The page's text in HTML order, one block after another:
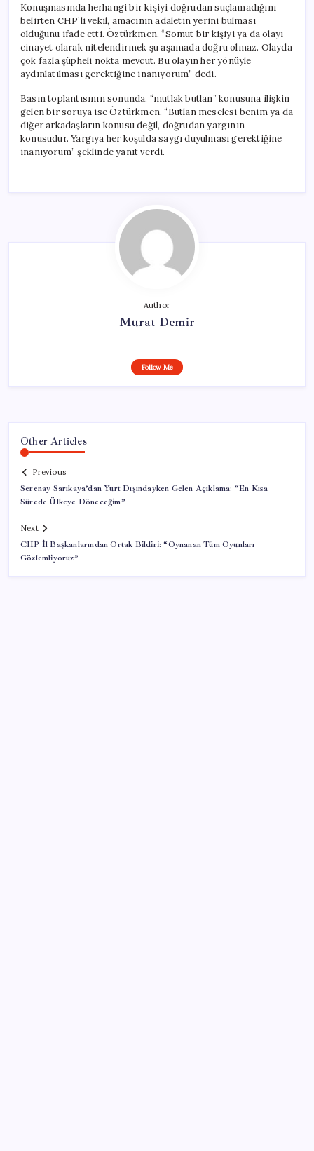
Konuşmasında herhangi bir kişiyi doğrudan suçlamadığını
belirten CHP’li vekil, amacının adaletin yerini bulması
olduğunu ifade etti. Öztürkmen, “Somut bir kişiyi ya da olayı
cinayet olarak nitelendirmek şu aşamada doğru olmaz. Olayda
çok fazla şüpheli nokta mevcut. Bu olayın her yönüyle
aydınlatılması gerektiğine inanıyorum” dedi.
Basın toplantısının sonunda, “mutlak butlan” konusuna ilişkin
gelen bir soruya ise Öztürkmen, “Butlan meselesi benim ya da
diğer arkadaşların konusu değil, doğrudan yargının
konusudur. Yargıya her koşulda saygı duyulması gerektiğine
inanıyorum” şeklinde yanıt verdi.
Author
Murat Demir
Follow Me
Other Articles
Previous
Serenay Sarıkaya’dan Yurt Dışındayken Gelen Açıklama: “En Kısa
Sürede Ülkeye Döneceğim”
Next
CHP İl Başkanlarından Ortak Bildiri: “Oynanan Tüm Oyunları
Gözlemliyoruz”